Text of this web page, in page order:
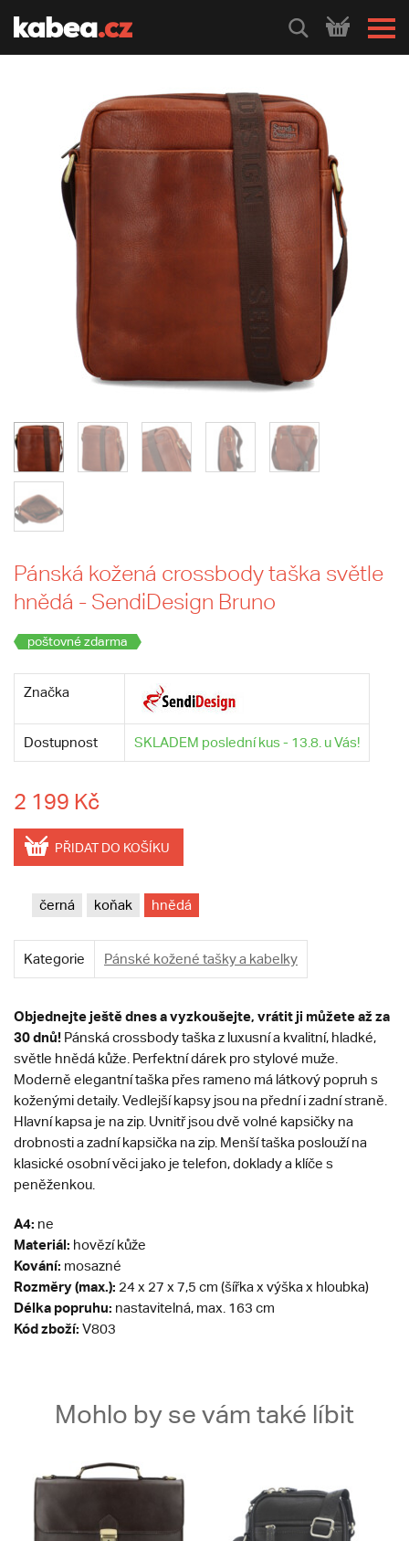
HLEDEJ
Pánská kožená crossbody taška světle
hnědá - SendiDesign Bruno
poštovné zdarma
Značka
Dostupnost SKLADEM poslední kus - 13.8. u Vás!
2 199 Kč
PŘIDAT DO KOŠÍKU
černá koňak hnědá
Kategorie Pánské kožené tašky a kabelky
Objednejte ještě dnes a vyzkoušejte, vrátit ji můžete až za
30 dnů! Pánská crossbody taška z luxusní a kvalitní, hladké,
světle hnědá kůže. Perfektní dárek pro stylové muže.
Moderně elegantní taška přes rameno má látkový popruh s
koženými detaily. Vedlejší kapsy jsou na přední i zadní straně.
Hlavní kapsa je na zip. Uvnitř jsou dvě volné kapsičky na
drobnosti a zadní kapsička na zip. Menší taška poslouží na
klasické osobní věci jako je telefon, doklady a klíče s
peněženkou.
A4: ne
Materiál: hovězí kůže
Kování: mosazné
Rozměry (max.): 24 x 27 x 7,5 cm (šířka x výška x hloubka)
Délka popruhu: nastavitelná, max. 163 cm
Kód zboží: V803
Mohlo by se vám také líbit